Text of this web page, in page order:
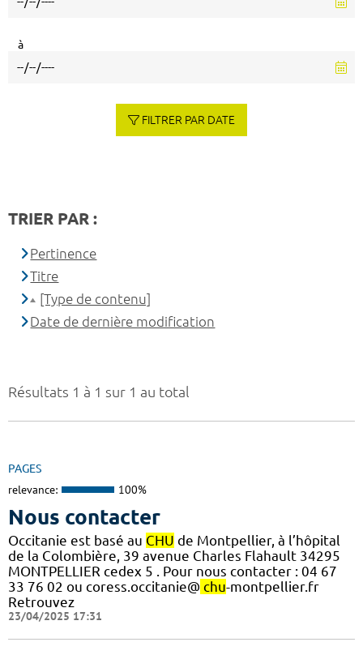
Résultats 1 à 1 sur 1 au total
PAGES
relevance: 100%
Nous contacter
Occitanie est basé au CHU de Montpellier, à l’hôpital
de la Colombière, 39 avenue Charles Flahault 34295
MONTPELLIER cedex 5 . Pour nous contacter : 04 67
33 76 02 ou coress.occitanie@ chu-montpellier.fr
Retrouvez
23/04/2025 17:31
à
FILTRER PAR DATE
TRIER PAR :
Pertinence
Titre
[Type de contenu]
Date de dernière modification